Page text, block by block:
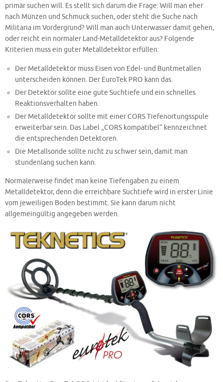
primär suchen will. Es stellt sich darum die Frage: Will man eher
nach Münzen und Schmuck suchen, oder steht die Suche nach
Militaria im Vordergrund? Will man auch Unterwasser damit gehen,
oder reicht ein normaler Land-Metalldetektor aus? Folgende
Kriterien muss ein guter Metalldetektor erfüllen:
Der Metalldetektor muss Eisen von Edel- und Buntmetallen
unterscheiden können. Der EuroTek PRO kann das.
Der Detektor sollte eine gute Suchtiefe und ein schnelles
Reaktionsverhalten haben.
Der Metalldetektor sollte mit einer CORS Tiefenortungsspule
erweiterbar sein. Das Label „CORS kompatibel“ kennzeichnet
die entsprechenden Detektoren.
Die Metallsonde sollte nicht zu schwer sein, damit man
stundenlang suchen kann.
Normalerweise findet man keine Tiefengaben zu einem
Metalldetektor, denn die erreichbare Suchtiefe wird in erster Linie
vom jeweiligen Boden bestimmt. Sie kann darum nicht
allgemeingültig angegeben werden.